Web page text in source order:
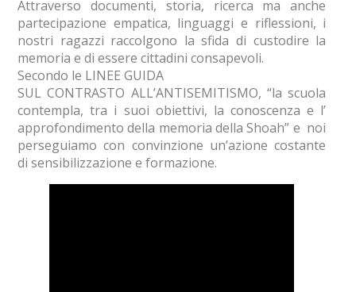
Attraverso documenti, storia, ricerca ma anche
partecipazione empatica, linguaggi e riflessioni, i
nostri ragazzi raccolgono la sfida di custodire la
memoria e di essere cittadini consapevoli.
Secondo le LINEE GUIDA
SUL CONTRASTO ALL’ANTISEMITISMO, “la scuola
contempla, tra i suoi obiettivi, la conoscenza e l’
approfondimento della memoria della Shoah” e noi
perseguiamo con convinzione un’azione costante
di sensibilizzazione e formazione.